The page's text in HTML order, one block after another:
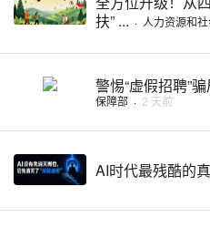
扶” ... · 人力资源和
警惕“虚假招聘”
保障部 · 2 天前
AI时代最残酷的真